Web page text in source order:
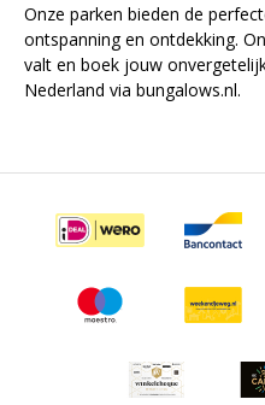
Onze parken bieden de
ontspanning en ontdekking.
valt en boek jouw
Nederland via bungalows.nl.